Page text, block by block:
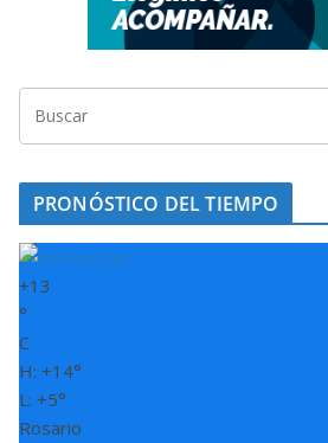
PRONÓSTICO DEL TIEMPO
+13
°
C
H: +14°
L: +5°
Rosario